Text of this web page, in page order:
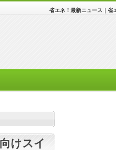
省エネ！最新ニュース｜省
けスイ